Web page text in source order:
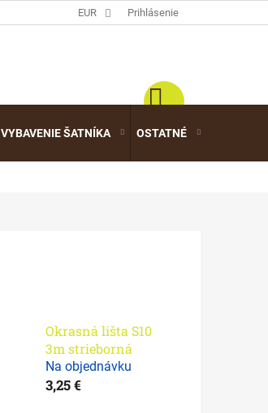
EUR Prihlásenie
VYBAVENIE ŠATNÍKA OSTATNÉ
Okrasná lišta S10
3m strieborná
Na objednávku
3,25 €